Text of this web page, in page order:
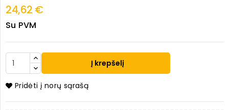
24,62 €
Su PVM
Į krepšelį
Pridėti į norų sąrašą